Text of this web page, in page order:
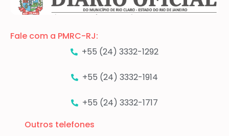
Fale com a PMRC-RJ:
+55 (24) 3332-1292
+55 (24) 3332-1914
+55 (24) 3332-1717
Outros telefones